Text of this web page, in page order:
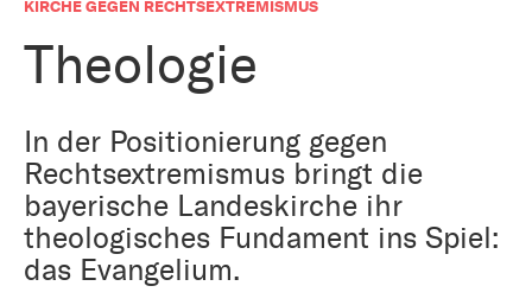
KIRCHE GEGEN RECHTSEXTREMISMUS
Theologie
In der Positionierung gegen
Rechtsextremismus bringt die
bayerische Landeskirche ihr
theologisches Fundament ins Spiel:
das Evangelium.
Kirche und Geld
Reformprozess PUK
Arbeiten bei der Kirche
Kirchenjahr
Ökumene
Religion in der Schule
Aktiv gegen Missbrauch
Bildung und Gesellschaft
Tourismus
Weltanschauungsfragen